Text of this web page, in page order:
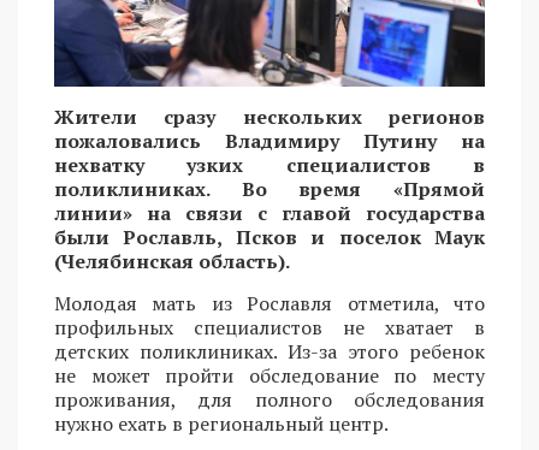
Жители сразу нескольких регионов
пожаловались Владимиру Путину на
нехватку узких специалистов в
поликлиниках. Во время «Прямой
линии» на связи с главой государства
были Рославль, Псков и поселок Маук
(Челябинская область).
Молодая мать из Рославля отметила, что
профильных специалистов не хватает в
детских поликлиниках. Из-за этого ребенок
не может пройти обследование по месту
проживания, для полного обследования
нужно ехать в региональный центр.